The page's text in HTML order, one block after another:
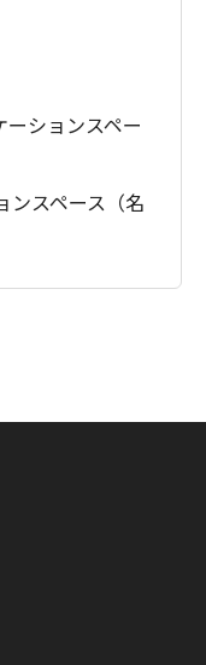
ションスペー
ンスペース（名